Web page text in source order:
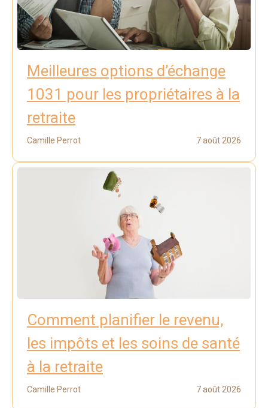
Meilleures options d’échange
1031 pour les propriétaires à la
retraite
Camille Perrot 7 août 2026
Comment planifier le revenu,
les impôts et les soins de santé
à la retraite
Camille Perrot 7 août 2026